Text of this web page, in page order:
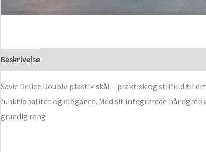
Beskrivelse
Savic Delice Double plastik skål – praktisk og stilfuld til
funktionalitet og elegance. Med sit integrerede
grundig reng